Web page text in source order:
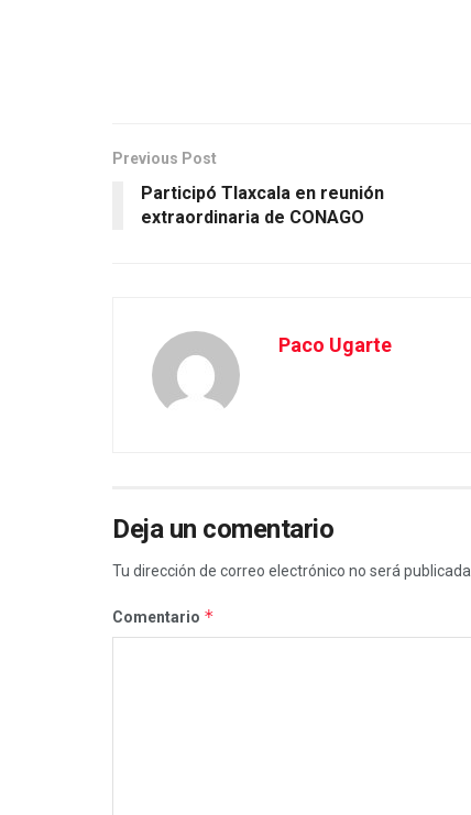
Previous Post
Participó Tlaxcala en reunión
extraordinaria de CONAGO
Paco Ugarte
Deja un comentario
Tu dirección de correo electrónico no será publicada.
Comentario *